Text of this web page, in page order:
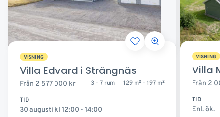
VISNING
Villa Edvard i Strängnäs
Från 2 577 000 kr 3 - 7 rum 129 m2 - 197 m2
TID
30 augusti kl 12:00 - 14:00
VISNING
Villa
Från 2
TID
Enl. ök.